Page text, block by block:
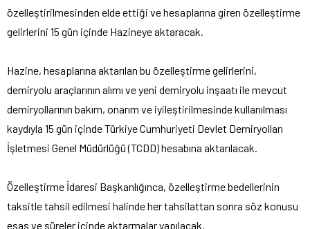
özelleştirilmesinden elde ettiği ve hesaplarına giren özelleştirme
gelirlerini 15 gün içinde Hazineye aktaracak.
Hazine, hesaplarına aktarılan bu özelleştirme gelirlerini,
demiryolu araçlarının alımı ve yeni demiryolu inşaatı ile mevcut
demiryollarının bakım, onarım ve iyileştirilmesinde kullanılması
kaydıyla 15 gün içinde Türkiye Cumhuriyeti Devlet Demiryolları
İşletmesi Genel Müdürlüğü (TCDD) hesabına aktarılacak.
Özelleştirme İdaresi Başkanlığınca, özelleştirme bedellerinin
taksitle tahsil edilmesi halinde her tahsilattan sonra söz konusu
esas ve süreler içinde aktarmalar yapılacak.